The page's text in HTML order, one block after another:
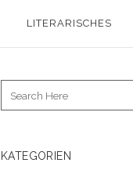
LITERARISCHES
KATEGORIEN